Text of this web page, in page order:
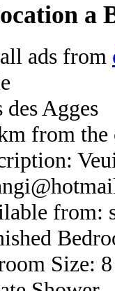
a
ads from
des Agges
from the
from:
Size: